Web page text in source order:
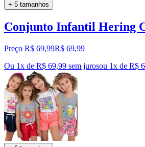
+ 5 tamanhos
Conjunto Infantil Hering
Preço R$ 69,99R$ 69,99
Ou 1x de R$ 69,99 sem jurosou 1x de R$